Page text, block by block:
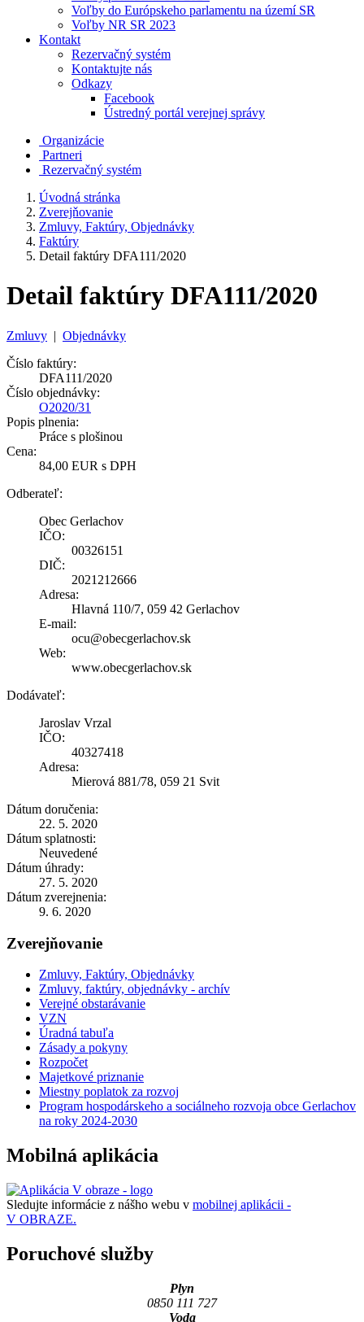
Voľby do Európskeho parlamentu na území SR
Voľby NR SR 2023
Kontakt
Rezervačný systém
Kontaktujte nás
Odkazy
Facebook
Ústredný portál verejnej správy
Organizácie
Partneri
Rezervačný systém
Úvodná stránka
Zverejňovanie
Zmluvy, Faktúry, Objednávky
Faktúry
Detail faktúry DFA111/2020
Detail faktúry DFA111/2020
Zmluvy | Objednávky
Číslo faktúry:
DFA111/2020
Číslo objednávky:
O2020/31
Popis plnenia:
Práce s plošinou
Cena:
84,00 EUR s DPH
Odberateľ:
Obec Gerlachov
IČO:
00326151
DIČ:
2021212666
Adresa:
Hlavná 110/7, 059 42 Gerlachov
E-mail:
ocu@obecgerlachov.sk
Web:
www.obecgerlachov.sk
Dodávateľ:
Jaroslav Vrzal
IČO:
40327418
Adresa:
Mierová 881/78, 059 21 Svit
Dátum doručenia:
22. 5. 2020
Dátum splatnosti:
Neuvedené
Dátum úhrady:
27. 5. 2020
Dátum zverejnenia:
9. 6. 2020
Zverejňovanie
Zmluvy, Faktúry, Objednávky
Zmluvy, faktúry, objednávky - archív
Verejné obstarávanie
VZN
Úradná tabuľa
Zásady a pokyny
Rozpočet
Majetkové priznanie
Miestny poplatok za rozvoj
Program hospodárskeho a sociálneho rozvoja obce Gerlachov
na roky 2024-2030
Mobilná aplikácia
Sledujte informácie z nášho webu v mobilnej aplikácii -
V OBRAZE.
Poruchové služby
Plyn
0850 111 727
Voda